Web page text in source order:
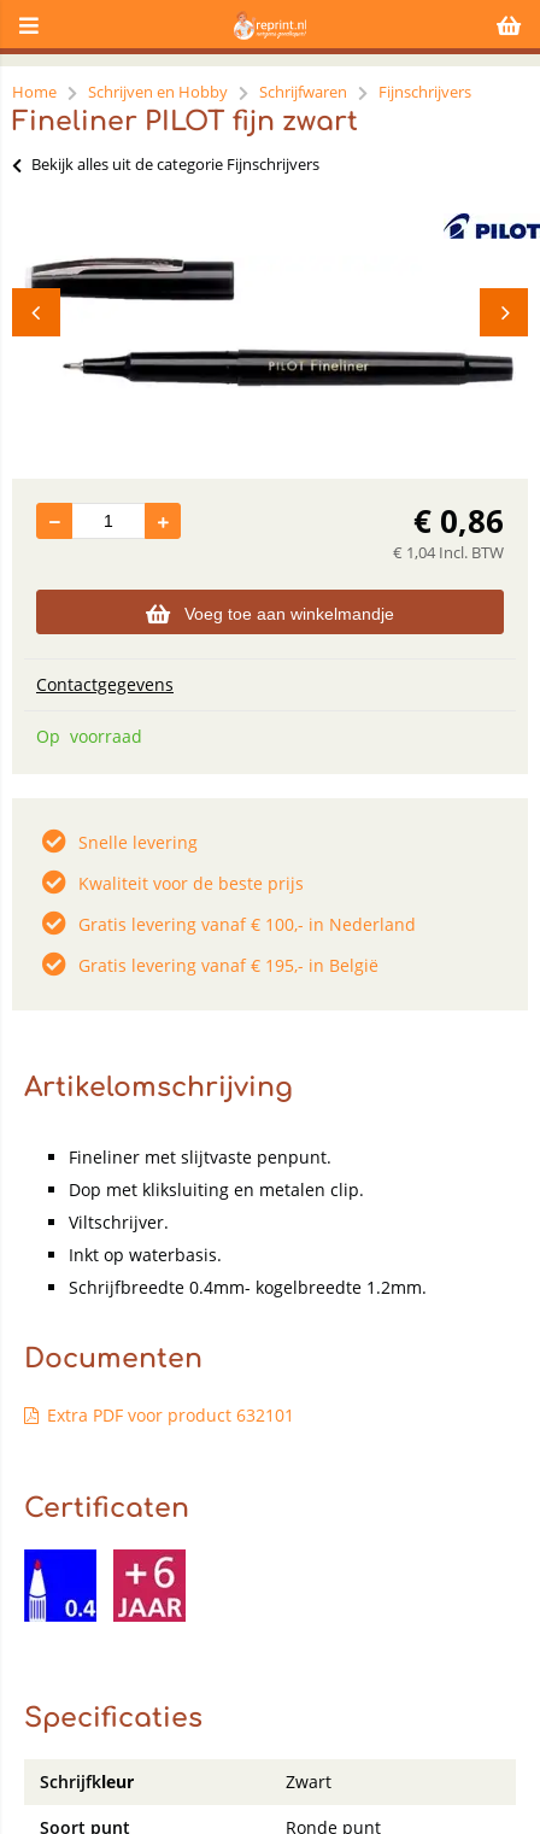
Home Schrijven en Hobby Schrijfwaren Fijnschrijvers
Fineliner PILOT fijn zwart
Bekijk alles uit de categorie Fijnschrijvers
€ 0,86
€ 1,04 Incl. BTW
Voeg toe aan winkelmandje
Contactgegevens
Op voorraad
Snelle levering
Kwaliteit voor de beste prijs
Gratis levering vanaf € 100,- in Nederland
Gratis levering vanaf € 195,- in België
Artikelomschrijving
Fineliner met slijtvaste penpunt.
Dop met kliksluiting en metalen clip.
Viltschrijver.
Inkt op waterbasis.
Schrijfbreedte 0.4mm- kogelbreedte 1.2mm.
Documenten
Extra PDF voor product 632101
Certificaten
Specificaties
Schrijfkleur
Zwart
Soort punt
Ronde punt